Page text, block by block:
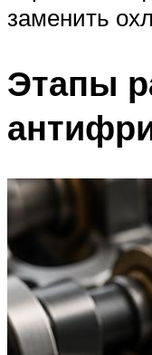
заменить
Этапы